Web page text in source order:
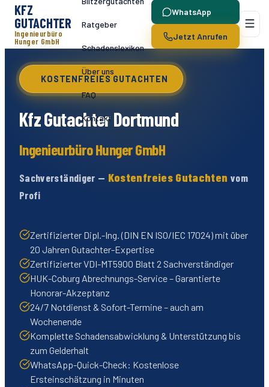
KFZ
GUTACHTER
Ingenieurbüro
Hunger GmbH
Ratgeber
Schadenslexikon
Über uns
FAQ
Kontakt
WhatsApp
Jetzt Anrufen
KOSTENFREIES GUTACHTEN
Kfz GutachterDortmund
Ingenieurbüro Hunger GmbH
Sachverständiger — Kostenfreies Gutachten vom
Profi
Zertifizierter Dipl.-Ing. (DIN EN ISO/IEC 17024) mit über
20 Jahren Gutachter-Expertise
Zertifizierter VDI-MT5900 Blatt 2 Sachverständiger
HUK-Coburg Abrechnungs-Service – Garantierte
Honorar-Akzeptanz
24/7 Notdienst & Sofort-Termine – auch am
Wochenende
Komplette Schadensabwicklung & Unterstützung bis
zum Gelderhalt
WhatsApp-Quick-Check: Kostenlose
Ersteinschätzung in Minuten